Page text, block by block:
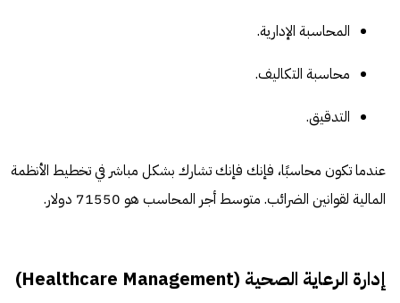
المحاسبة الإدارية.
محاسبة التكاليف.
التدقيق.
عندما تكون محاسبًا، فإنك فإنك تشارك بشكل مباشر في تخطيط الأنظمة
المالية لقوانين الضرائب. متوسط أجر المحاسب هو 71550 دولار.
إدارة الرعاية الصحية (Healthcare Management)